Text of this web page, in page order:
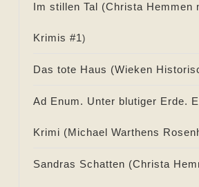
Im stillen Tal (Christa Hemmen
Krimis #1)
Das tote Haus (Wieken
Ad Enum. Unter blutiger Erde.
Krimi (Michael Warthens
Sandras Schatten (Christa